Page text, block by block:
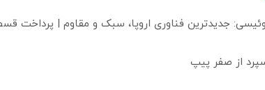
جدیدترین فناوری اروپا، سبک و مقاوم | پرداخت